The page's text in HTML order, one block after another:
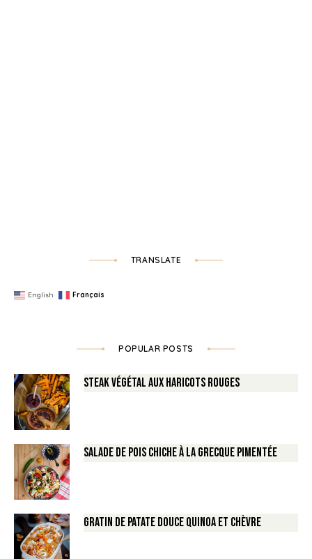
TRANSLATE
English Français
POPULAR POSTS
Steak végétal aux haricots rouges
Salade de Pois chiche à la Grecque pimentée
Gratin de Patate douce Quinoa et Chèvre